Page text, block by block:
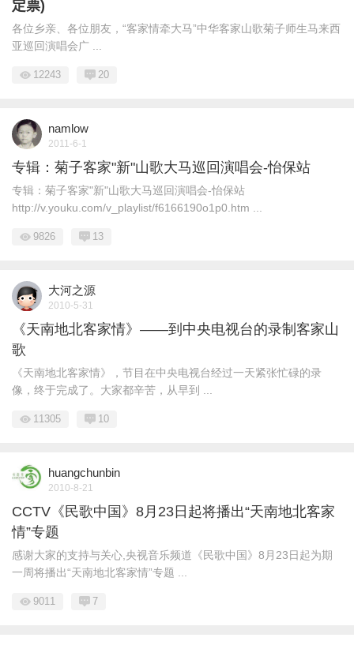
定票)
各位乡亲、各位朋友，“客家情牵大马”中华客家山歌菊子师生马来西
亚巡回演唱会广 ...
12243 20
namlow
2011-6-1
专辑：菊子客家"新"山歌大马巡回演唱会-怡保站
专辑：菊子客家"新"山歌大马巡回演唱会-怡保站
http://v.youku.com/v_playlist/f6166190o1p0.htm ...
9826 13
大河之源
2010-5-31
《天南地北客家情》——到中央电视台的录制客家山
歌
《天南地北客家情》，节目在中央电视台经过一天紧张忙碌的录
像，终于完成了。大家都辛苦，从早到 ...
11305 10
huangchunbin
2010-8-21
CCTV《民歌中国》8月23日起将播出“天南地北客家
情”专题
感谢大家的支持与关心,央视音乐频道《民歌中国》8月23日起为期
一周将播出“天南地北客家情”专题 ...
9011 7